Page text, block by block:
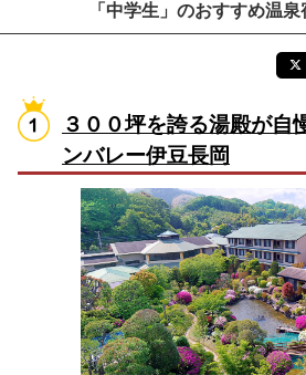
「中学生」のおすすめ温
３００坪を誇る湯殿が
ンバレー伊豆長岡